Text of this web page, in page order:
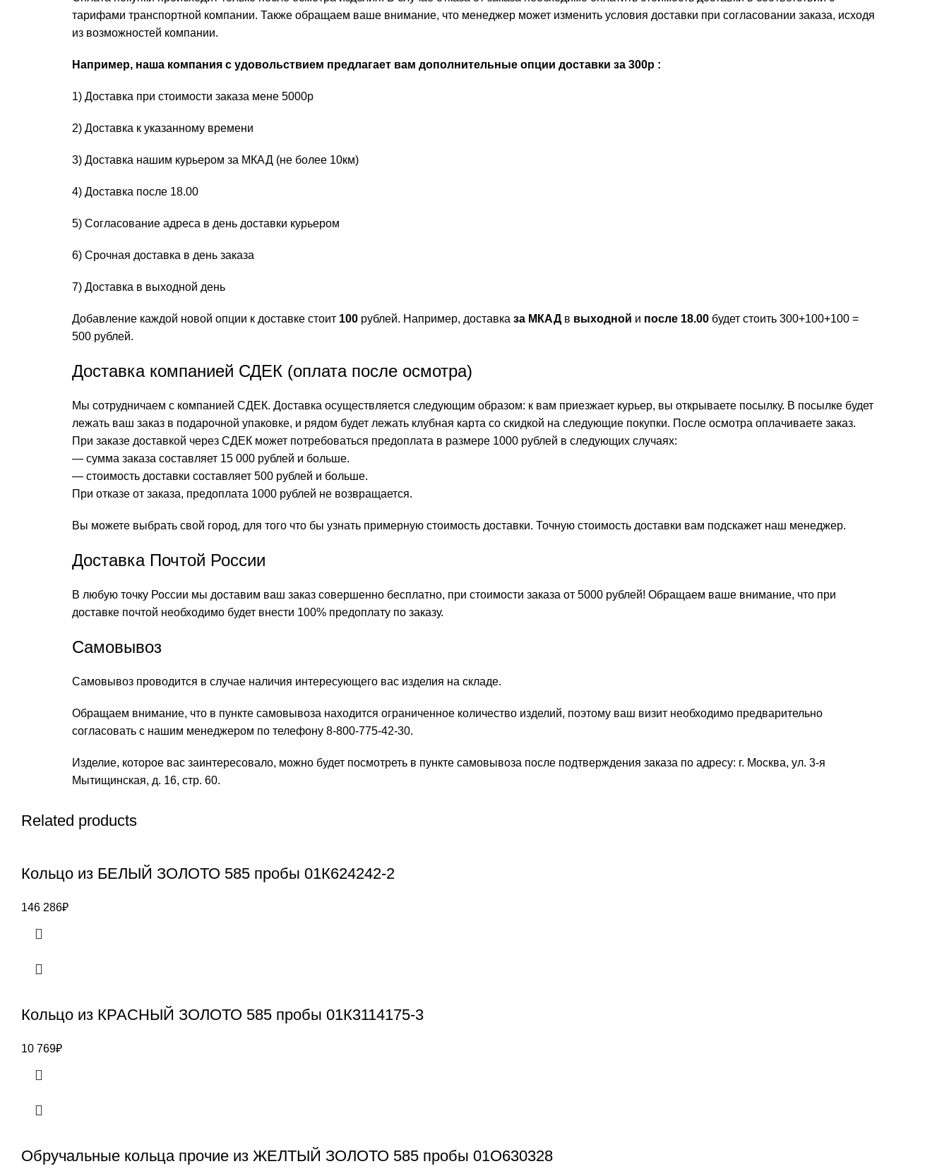
тарифами транспортной компании. Также обращаем ваше внимание, что менеджер может изменить условия доставки при согласовании заказа, исходя
из возможностей компании.
Например, наша компания с удовольствием предлагает вам дополнительные опции доставки за 300р :
1) Доставка при стоимости заказа мене 5000р
2) Доставка к указанному времени
3) Доставка нашим курьером за МКАД (не более 10км)
4) Доставка после 18.00
5) Согласование адреса в день доставки курьером
6) Срочная доставка в день заказа
7) Доставка в выходной день
Добавление каждой новой опции к доставке стоит 100 рублей. Например, доставка за МКАДв выходной и после 18.00 будет стоить 300+100+100 =
500 рублей.
Доставка компанией СДЕК (оплата после осмотра)
Мы сотрудничаем с компанией СДЕК. Доставка осуществляется следующим образом: к вам приезжает курьер, вы открываете посылку. В посылке будет
лежать ваш заказ в подарочной упаковке, и рядом будет лежать клубная карта со скидкой на следующие покупки. После осмотра оплачиваете заказ.
При заказе доставкой через СДЕК может потребоваться предоплата в размере 1000 рублей в следующих случаях:
— сумма заказа составляет 15 000 рублей и больше.
— стоимость доставки составляет 500 рублей и больше.
При отказе от заказа, предоплата 1000 рублей не возвращается.
Вы можете выбрать свой город, для того что бы узнать примерную стоимость доставки. Точную стоимость доставки вам подскажет наш менеджер.
Доставка Почтой России
В любую точку России мы доставим ваш заказ совершенно бесплатно, при стоимости заказа от 5000 рублей! Обращаем ваше внимание, что при
доставке почтой необходимо будет внести 100% предоплату по заказу.
Самовывоз
Самовывоз проводится в случае наличия интересующего вас изделия на складе.
Обращаем внимание, что в пункте самовывоза находится ограниченное количество изделий, поэтому ваш визит необходимо предварительно
согласовать с нашим менеджером по телефону 8-800-775-42-30.
Изделие, которое вас заинтересовало, можно будет посмотреть в пункте самовывоза после подтверждения заказа по адресу: г. Москва, ул. 3-я
Мытищинская, д. 16, стр. 60.
Related products
Кольцо из БЕЛЫЙ ЗОЛОТО 585 пробы 01К624242-2
146 286₽
Кольцо из КРАСНЫЙ ЗОЛОТО 585 пробы 01К3114175-3
10 769₽
Обручальные кольца прочие из ЖЕЛТЫЙ ЗОЛОТО 585 пробы 01О630328